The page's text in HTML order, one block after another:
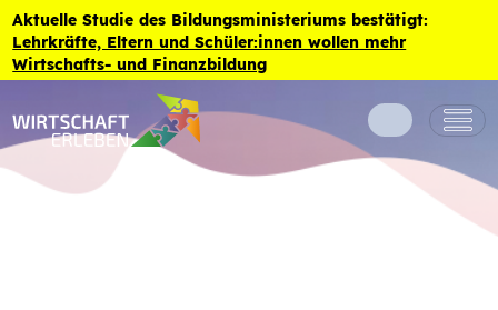
Zum Inhalt der Seite springen
Aktuelle Studie des Bildungsministeriums bestätigt:
Lehrkräfte, Eltern und Schüler:innen wollen mehr
Wirtschafts- und Finanzbildung